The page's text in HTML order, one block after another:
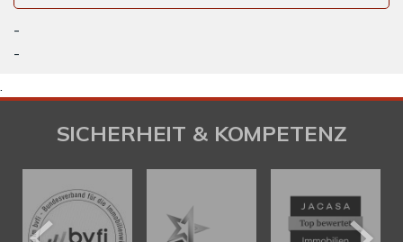
-
-
.
SICHERHEIT & KOMPETENZ